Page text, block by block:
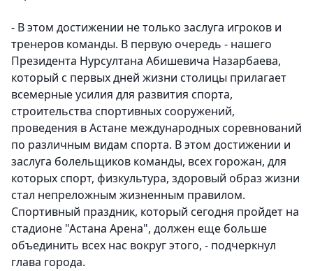
- В этом достижении не только заслуга игроков и
тренеров команды. В первую очередь - нашего
Президента Нурсултана Абишевича Назарбаева,
который с первых дней жизни столицы прилагает
всемерные усилия для развития спорта,
строительства спортивных сооружений,
проведения в Астане международных соревнований
по различным видам спорта. В этом достижении и
заслуга болельщиков команды, всех горожан, для
которых спорт, физкультура, здоровый образ жизни
стал непреложным жизненным правилом.
Спортивный праздник, который сегодня пройдет на
стадионе "Астана Арена", должен еще больше
объединить всех нас вокруг этого, - подчеркнул
глава города.